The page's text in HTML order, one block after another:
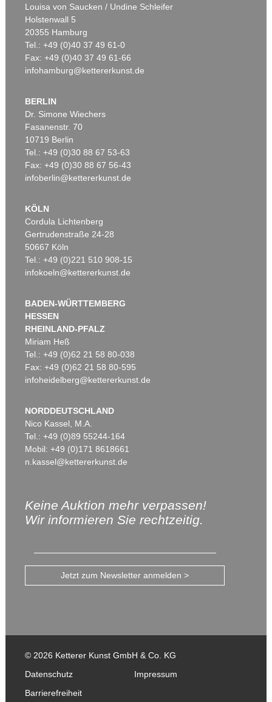
Louisa von Saucken / Undine Schleifer
Holstenwall 5
20355 Hamburg
Tel.: +49 (0)40 37 49 61-0
Fax: +49 (0)40 37 49 61-66
infohamburg@kettererkunst.de
BERLIN
Dr. Simone Wiechers
Fasanenstr. 70
10719 Berlin
Tel.: +49 (0)30 88 67 53-63
Fax: +49 (0)30 88 67 56-43
infoberlin@kettererkunst.de
KÖLN
Cordula Lichtenberg
Gertrudenstraße 24-28
50667 Köln
Tel.: +49 (0)221 510 908-15
infokoeln@kettererkunst.de
BADEN-WÜRTTEMBERG
HESSEN
RHEINLAND-PFALZ
Miriam Heß
Tel.: +49 (0)62 21 58 80-038
Fax: +49 (0)62 21 58 80-595
infoheidelberg@kettererkunst.de
NORDDEUTSCHLAND
Nico Kassel, M.A.
Tel.: +49 (0)89 55244-164
Mobil: +49 (0)171 8618661
n.kassel@kettererkunst.de
Keine Auktion mehr verpassen!
Wir informieren Sie rechtzeitig.
Jetzt zum Newsletter anmelden >
© 2026 Ketterer Kunst GmbH & Co. KG
Datenschutz
Impressum
Barrierefreiheit